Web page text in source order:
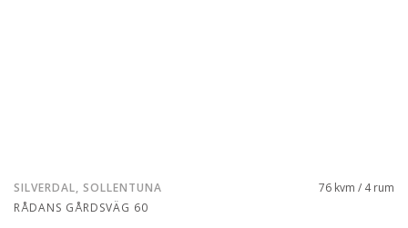
SILVERDAL, SOLLENTUNA
RÅDANS GÅRDSVÄG 60
76 kvm / 4 rum